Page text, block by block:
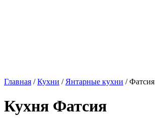
Главная /Кухни / Янтарные кухни / Фатсия
Кухня Фатсия